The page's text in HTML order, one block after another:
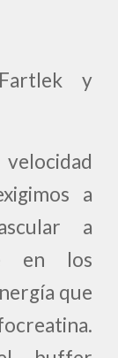
y
a
a
en los
que